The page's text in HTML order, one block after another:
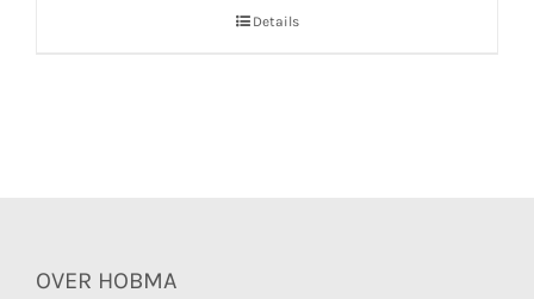
Details
OVER HOBMA